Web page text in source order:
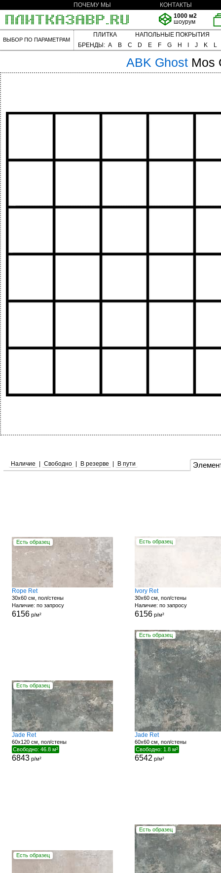
ПОЧЕМУ МЫ
КОНТАКТЫ
1000 м2
шоурум
ВЫБОР ПО ПАРАМЕТРАМ
ПЛИТКА
НАПОЛЬНЫЕ ПОКРЫТИЯ
БРЕНДЫ: A B C D E F G H J K L
ABK Ghost Mos
Наличие Свободно В резерве В пути
Есть образец
Rope Ret
30x60 см, пол/стены
Наличие: по запросу
6156р/м²
Есть образец
Ivory Ret
30x60 см, пол/стены
Наличие: по запросу
6156р/м²
Есть образец
Jade Ret
60x120 см, пол/стены
Свободно: 46.8 м²
6843р/м²
Есть образец
Jade Ret
60x60 см, пол/стены
Свободно: 1.8 м²
6542 р/м²
Есть образец
Есть образец